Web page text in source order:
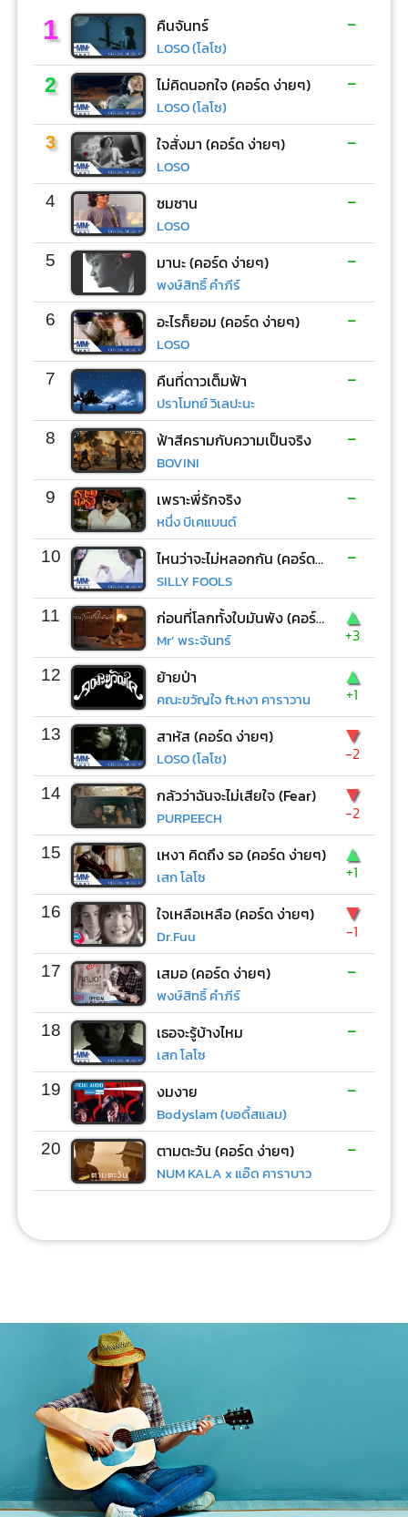
1 คืนจันทร์
LOSO (โลโซ)
-
2 ไม่คิดนอกใจ (คอร์ด ง่ายๆ)
LOSO (โลโซ)
-
3 ใจสั่งมา (คอร์ด ง่ายๆ)
LOSO
-
4 ซมซาน
LOSO
-
5 มานะ (คอร์ด ง่ายๆ)
พงษ์สิทธิ์ คำภีร์
-
6 อะไรก็ยอม (คอร์ด ง่ายๆ)
LOSO
-
7 คืนที่ดาวเต็มฟ้า
ปราโมทย์ วิเลปะนะ
-
8 ฟ้าสีครามกับความเป็นจริง
BOVINI
-
9 เพราะพี่รักจริง
หนึ่ง บีเคแบนด์
-
10 ไหนว่าจะไม่หลอกกัน (คอร์ด ง่ายๆ)
SILLY FOOLS
-
11 ก่อนที่โลกทั้งใบมันพัง (คอร์ด ง่ายๆ)
Mr’ พระจันทร์
▲
+3
12 ย้ายป่า
คณะขวัญใจ ft.หงา คาราวาน
▲
+1
13 สาหัส (คอร์ด ง่ายๆ)
LOSO (โลโซ)
▼
-2
14 กลัวว่าฉันจะไม่เสียใจ (Fear)
PURPEECH
▼
-2
15 เหงา คิดถึง รอ (คอร์ด ง่ายๆ)
เสก โลโซ
▲
+1
16 ใจเหลือเหลือ (คอร์ด ง่ายๆ)
Dr.Fuu
▼
-1
17 เสมอ (คอร์ด ง่ายๆ)
พงษ์สิทธิ์ คำภีร์
-
18 เธอจะรู้บ้างไหม
เสก โลโซ
-
19 งมงาย
Bodyslam (บอดี้สแลม)
-
20 ตามตะวัน (คอร์ด ง่ายๆ)
NUM KALA x แอ๊ด คาราบาว
-